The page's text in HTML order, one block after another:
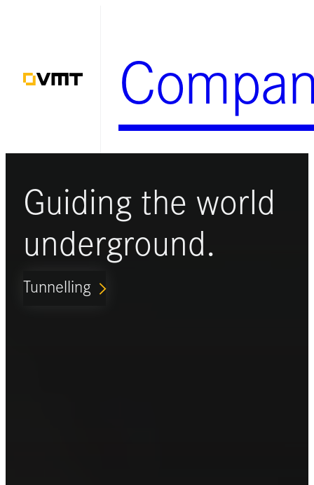
springen
Guiding the world
underground.
Tunnelling ARROW_FORWARD_IOS